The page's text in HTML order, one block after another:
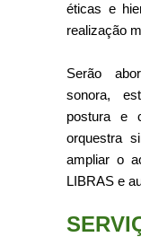
éticas e
realização
Serão
sonora,
postura e
orquestra
ampliar o
LIBRAS e